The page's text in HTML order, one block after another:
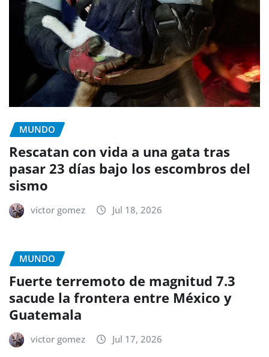
MUNDO
Rescatan con vida a una gata tras
pasar 23 días bajo los escombros del
sismo
victor gomez Jul 18, 2026
MUNDO
Fuerte terremoto de magnitud 7.3
sacude la frontera entre México y
Guatemala
victor gomez Jul 17, 2026